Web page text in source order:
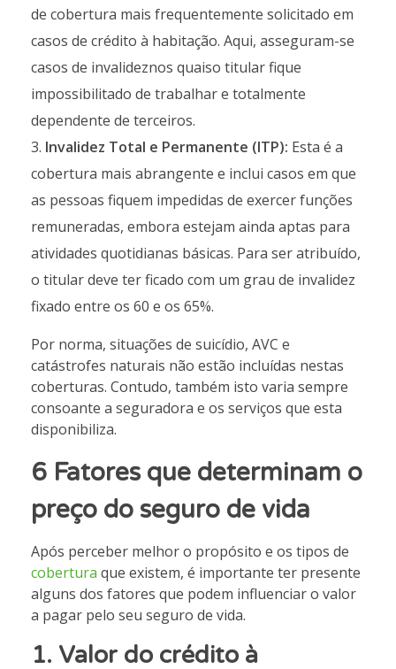
de cobertura mais frequentemente solicitado em
casos de crédito à habitação. Aqui, asseguram-se
casos de invalideznos quaiso titular fique
impossibilitado de trabalhar e totalmente
dependente de terceiros.
Invalidez Total e Permanente (ITP): Esta é a
cobertura mais abrangente e inclui casos em que
as pessoas fiquem impedidas de exercer funções
remuneradas, embora estejam ainda aptas para
atividades quotidianas básicas. Para ser atribuído,
o titular deve ter ficado com um grau de invalidez
fixado entre os 60 e os 65%.
Por norma, situações de suicídio, AVC e
catástrofes naturais não estão incluídas nestas
coberturas. Contudo, também isto varia sempre
consoante a seguradora e os serviços que esta
disponibiliza.
6 Fatores que determinam o
preço do seguro de vida
Após perceber melhor o propósito e os tipos de
cobertura que existem, é importante ter presente
alguns dos fatores que podem influenciar o valor
a pagar pelo seu seguro de vida.
1. Valor do crédito à